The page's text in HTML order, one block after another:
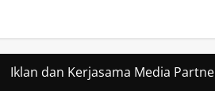
Iklan dan Kerjasama Media